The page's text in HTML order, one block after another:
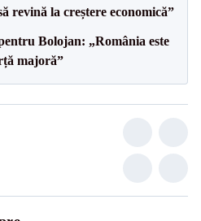
revină la creștere economică”
Bolojan: „România este
majoră”